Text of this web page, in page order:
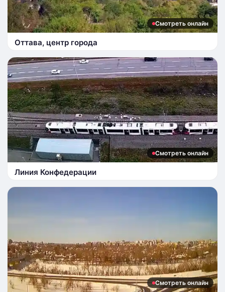
Смотреть онлайн
Оттава, центр города
Смотреть онлайн
Линия Конфедерации
Смотреть онлайн